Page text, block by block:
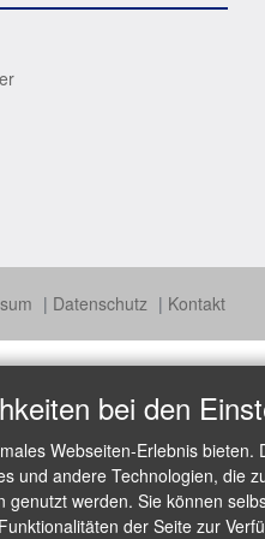
Datenschutz Kontakt
bei den
Webseiten-Erlebnis
und andere Technologien, die
genutzt werden. Sie können
der Seite zur